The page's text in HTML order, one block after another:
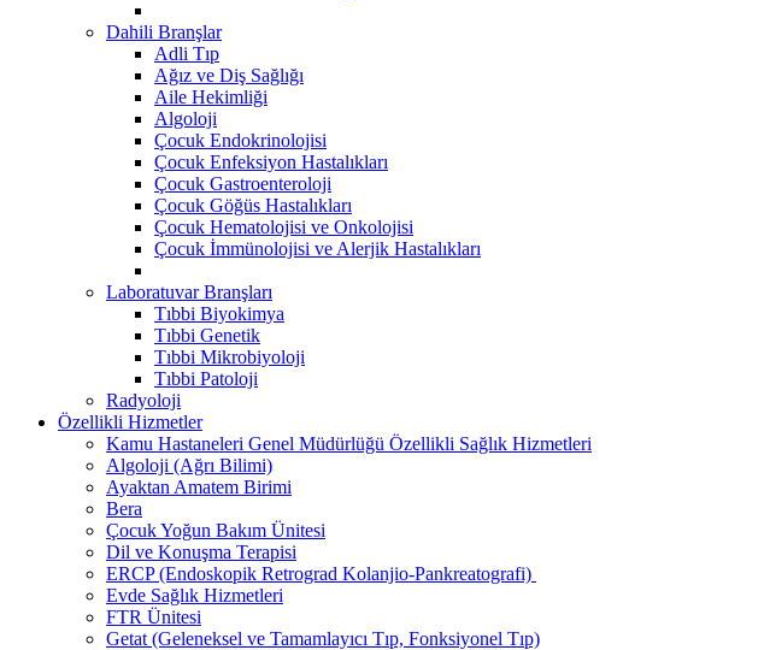
Dahili Branşlar
Adli Tıp
Ağız ve Diş Sağlığı
Aile Hekimliği
Algoloji
Çocuk Endokrinolojisi
Çocuk Enfeksiyon Hastalıkları
Çocuk Gastroenteroloji
Çocuk Göğüs Hastalıkları
Çocuk Hematolojisi ve Onkolojisi
Çocuk İmmünolojisi ve Alerjik Hastalıkları
Laboratuvar Branşları
Tıbbi Biyokimya
Tıbbi Genetik
Tıbbi Mikrobiyoloji
Tıbbi Patoloji
Radyoloji
Özellikli Hizmetler
Kamu Hastaneleri Genel Müdürlüğü Özellikli Sağlık Hizmetleri
Algoloji (Ağrı Bilimi)
Ayaktan Amatem Birimi
Bera
Çocuk Yoğun Bakım Ünitesi
Dil ve Konuşma Terapisi
ERCP (Endoskopik Retrograd Kolanjio-Pankreatografi) ​
Evde Sağlık Hizmetleri
FTR Ünitesi
Getat (Geleneksel ve Tamamlayıcı Tıp, Fonksiyonel Tıp)